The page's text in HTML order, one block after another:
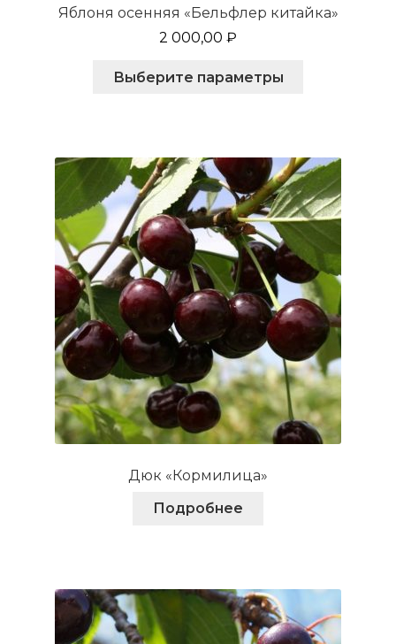
Яблоня осенняя «Бельфлер китайка»
2 000,00 ₽
Выберите параметры
можно
выбрать
на
странице
товара.
Дюк «Кормилица»
Подробнее